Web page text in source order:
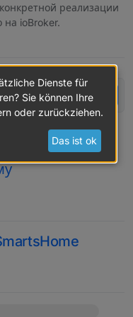
реализации
на ioBroker.
Beitrag zu erstellen
Dienste für
Sie können Ihre
oder zurückziehen.
Das ist ok